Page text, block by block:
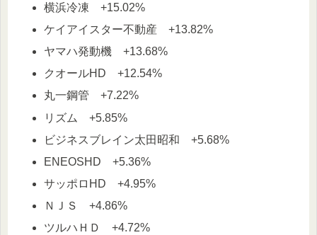
横浜冷凍 +15.02%
ケイアイスター不動産 +13.82%
ヤマハ発動機 +13.68%
クオールHD +12.54%
丸一鋼管 +7.22%
リズム +5.85%
ビジネスブレイン太田昭和 +5.68%
ENEOSHD +5.36%
サッポロHD +4.95%
ＮＪＳ +4.86%
ツルハＨＤ +4.72%